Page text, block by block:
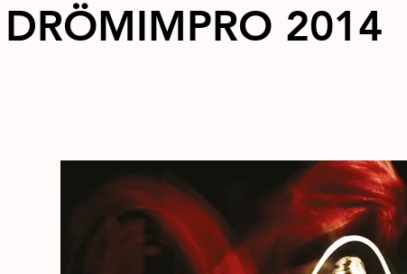
DRÖMIMPRO 2014